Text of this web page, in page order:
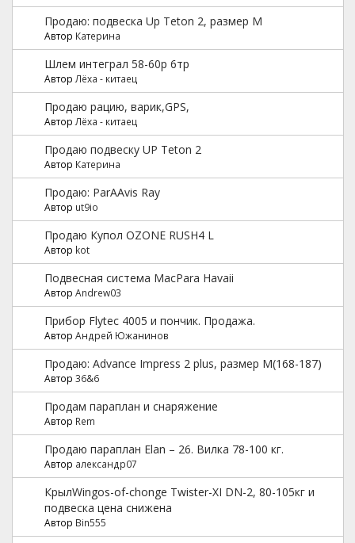
Продаю: подвеска Up Teton 2, размер M
Автор Катерина
Шлем интеграл 58-60р 6тр
Автор Лёха - китаец
Продаю рацию, варик,GPS,
Автор Лёха - китаец
Продаю подвеску UP Teton 2
Автор Катерина
Продаю: ParAAvis Ray
Автор ut9io
Продаю Купол OZONE RUSH4 L
Автор kot
Подвесная система MacPara Havaii
Автор Andrew03
Прибор Flytec 4005 и пончик. Продажа.
Автор Андрей Южанинов
Продаю: Advance Impress 2 plus, размер M(168-187)
Автор 36&6
Продам параплан и снаряжение
Автор Rem
Продаю параплан Elan – 26. Вилка 78-100 кг.
Автор александр07
КрылWingos-of-chonge Twister-XI DN-2, 80-105кг и
подвеска цена снижена
Автор Bin555